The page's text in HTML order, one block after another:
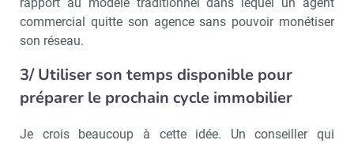
commercial quitte son agence sans pouvoir monétiser
son réseau.
3/ Utiliser son temps disponible pour
préparer le prochain cycle immobilier
Je crois beaucoup à cette idée. Un conseiller qui
Valider
Non merci, je reçois déjà
!
Je déciderai plus
tard